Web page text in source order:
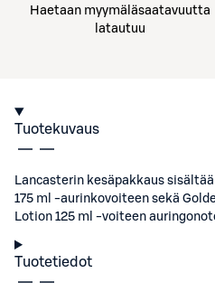
Haetaan myymäläsaatavuutta
latautuu
Tuotekuvaus
Lancasterin kesäpakkaus
175 ml -aurinkovoiteen sekä
Lotion 125 ml -voiteen
Tuotetiedot